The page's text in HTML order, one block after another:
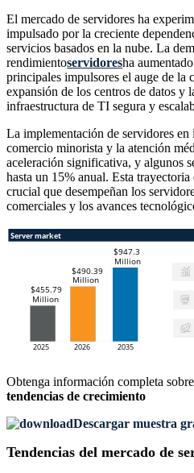
El mercado de servidores ha
impulsado por la creciente
servicios basados ​​en la nube. La
rendimientoservidoresha
principales impulsores el auge de la
expansión de los centros de datos y
infraestructura de TI segura y
La implementación de servidores en
comercio minorista y la atención
aceleración significativa, y algunos
hasta un 15% anual. Esta
crucial que desempeñan los
comerciales y los avances
Obtenga información completa
tendencias de crecimiento
Descargar muestra
Tendencias del mercado de